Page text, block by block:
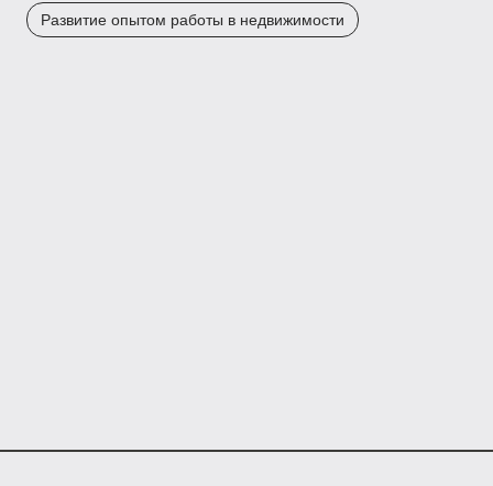
Развитие опытом работы в недвижимости